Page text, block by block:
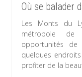
Où se balader
Les Monts du
métropole de
opportunités
quelques
profiter de la